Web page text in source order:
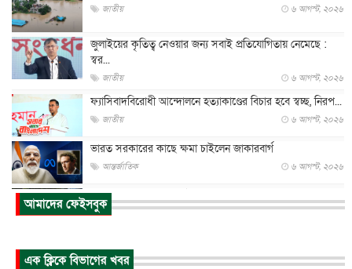
জাতীয় ৬ আগস্ট, ২০২৬
জুলাইয়ের কৃতিত্ব নেওয়ার জন্য সবাই প্রতিযোগিতায় নেমেছে :
স্বর...
জাতীয় ৬ আগস্ট, ২০২৬
ফ্যাসিবাদবিরোধী আন্দোলনে হত্যাকাণ্ডের বিচার হবে স্বচ্ছ, নিরপ...
জাতীয় ৬ আগস্ট, ২০২৬
ভারত সরকারের কাছে ক্ষমা চাইলেন জাকারবার্গ
আন্তর্জাতিক ৬ আগস্ট, ২০২৬
আকাশে ট্রাম্পের হেলিকপ্টার ও যাত্রীবাহী বিমান মুখোমুখি, তদন্...
আন্তর্জাতিক
আন্তর্জাতিক ৬ আগস্ট, ২০২৬
আমাদের ফেইসবুক
এক ক্লিকে বিভাগের খবর